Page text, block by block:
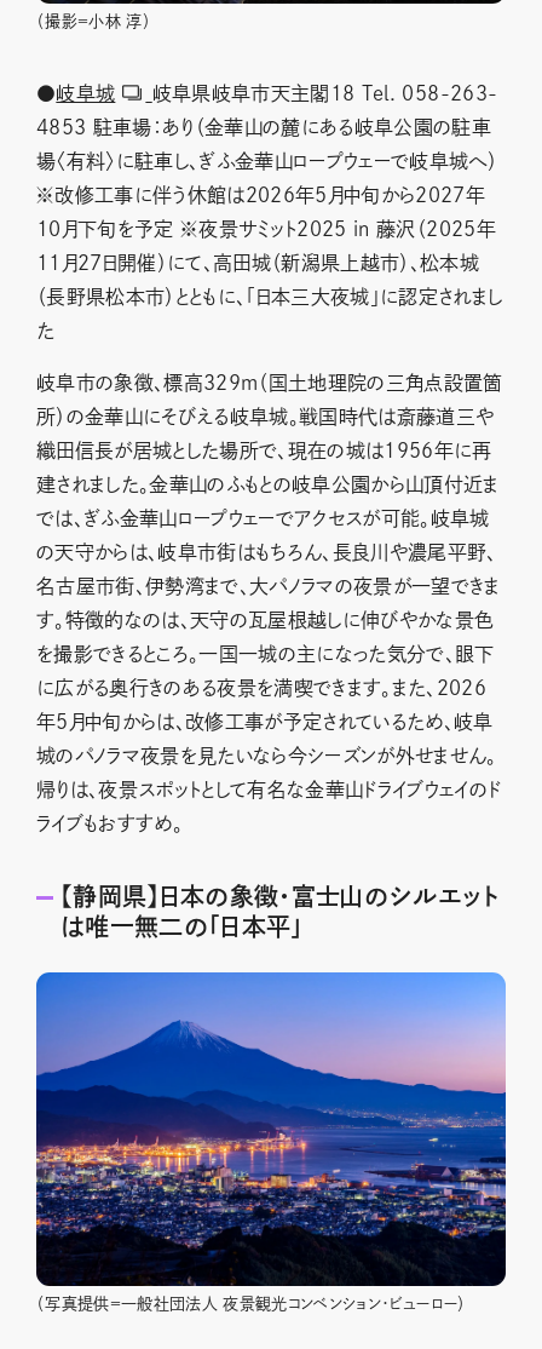
（撮影＝小林 淳）
●岐阜城
岐阜県岐阜市天主閣18 Tel. 058-263-
4853 駐車場：あり（金華山の麓にある岐阜公園の駐車
場〈有料〉に駐車し、ぎふ金華山ロープウェーで岐阜城へ）
※改修工事に伴う休館は2026年5月中旬から2027年
10月下旬を予定 ※夜景サミット2025 in 藤沢（2025年
11月27日開催）にて、高田城（新潟県上越市）、松本城
（長野県松本市）とともに、「日本三大夜城」に認定されまし
た
岐阜市の象徴、標高329m（国土地理院の三角点設置箇
所）の金華山にそびえる岐阜城。戦国時代は斎藤道三や
織田信長が居城とした場所で、現在の城は1956年に再
建されました。金華山のふもとの岐阜公園から山頂付近ま
では、ぎふ金華山ロープウェーでアクセスが可能。岐阜城
の天守からは、岐阜市街はもちろん、長良川や濃尾平野、
名古屋市街、伊勢湾まで、大パノラマの夜景が一望できま
す。特徴的なのは、天守の瓦屋根越しに伸びやかな景色
を撮影できるところ。一国一城の主になった気分で、眼下
に広がる奥行きのある夜景を満喫できます。また、2026
年5月中旬からは、改修工事が予定されているため、岐阜
城のパノラマ夜景を見たいなら今シーズンが外せません。
帰りは、夜景スポットとして有名な金華山ドライブウェイのド
ライブもおすすめ。
【静岡県】日本の象徴・富士山のシルエット
は唯一無二の「日本平」
（写真提供＝一般社団法人 夜景観光コンベンション・ビューロー）